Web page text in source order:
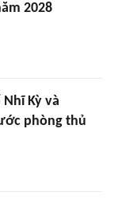
2028
Kỳ và
phòng thủ